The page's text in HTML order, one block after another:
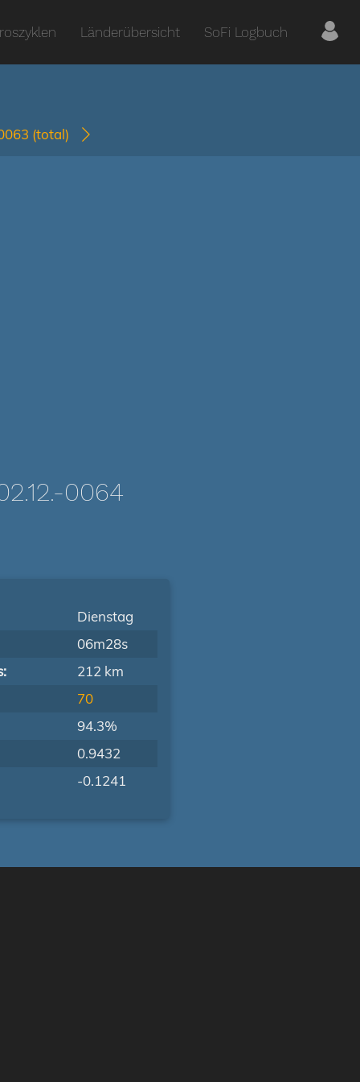
Länderübersicht SoFi Logbuch
(total)
0064
Dienstag
06m28s
212 km
70
94.3%
0.9432
-0.1241